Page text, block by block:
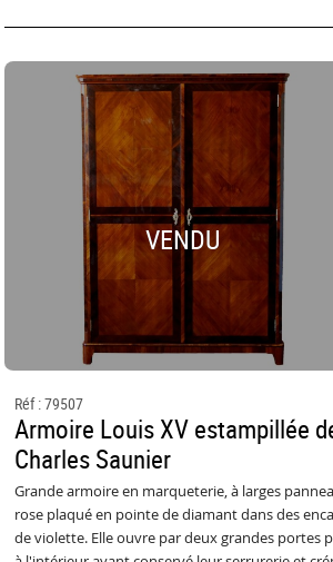
VENDU
Réf : 79507
Armoire Louis XV estampillée
Charles Saunier
Grande armoire en marqueterie, à larges
rose plaqué en pointe de diamant dans des
de violette. Elle ouvre par deux grandes portes